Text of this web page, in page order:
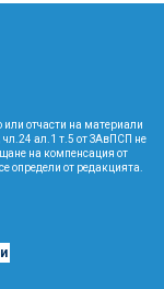
или отчасти на материали
чл.24 ал.1 т.5 от ЗАвПСП не
на компенсация от
определи от редакцията.